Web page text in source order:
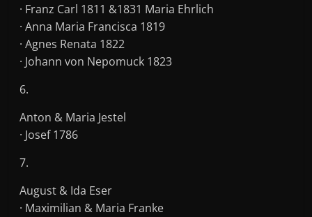
· Franz Carl 1811 &1831 Maria Ehrlich
· Anna Maria Francisca 1819
· Agnes Renata 1822
· Johann von Nepomuck 1823
6.
Anton & Maria Jestel
· Josef 1786
7.
August & Ida Eser
· Maximilian & Maria Franke